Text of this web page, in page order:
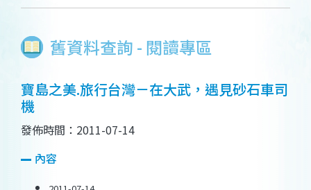
舊資料查詢 - 閱讀專區
寶島之美.旅行台灣－在大武，遇見砂石車司
機
發佈時間：2011-07-14
內容